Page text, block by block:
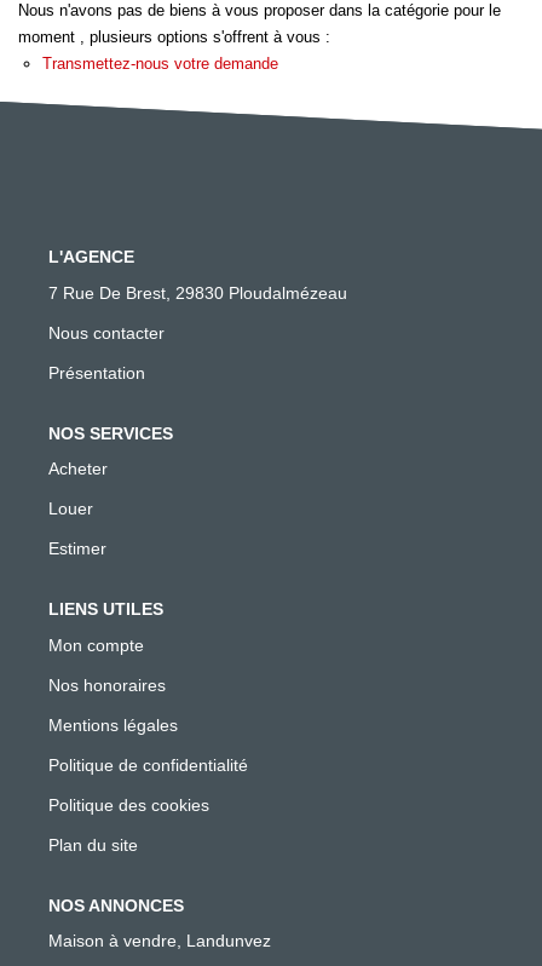
Biens Vendus
Nous n'avons pas de biens à vous proposer dans la catégorie pour le
moment , plusieurs options s'offrent à vous :
Transmettez-nous votre demande
L'AGENCE
7 Rue De Brest, 29830 Ploudalmézeau
Nous contacter
Présentation
NOS SERVICES
Acheter
Louer
Estimer
LIENS UTILES
Mon compte
Nos honoraires
Mentions légales
Politique de confidentialité
Politique des cookies
Plan du site
NOS ANNONCES
Maison à vendre, Landunvez